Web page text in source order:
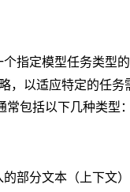
个指定模型任务类型
，以适应特定的任务
常包括以下几种类型
部分文本（上下文